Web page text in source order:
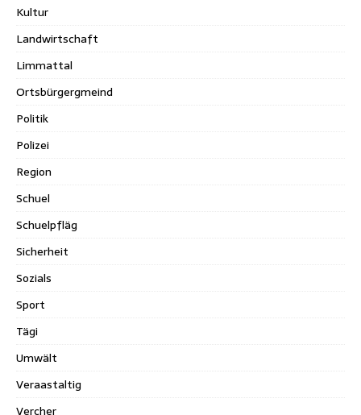
Kultur
Landwirtschaft
Limmattal
Ortsbürgergmeind
Politik
Polizei
Region
Schuel
Schuelpfläg
Sicherheit
Sozials
Sport
Tägi
Umwält
Veraastaltig
Vercher